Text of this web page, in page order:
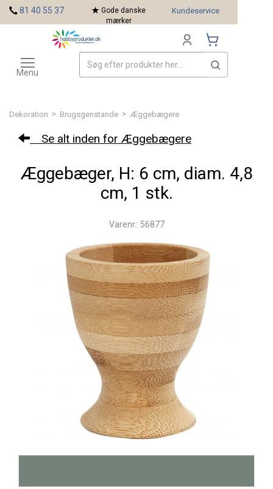
Dekoration > Brugsgenstande > Æggebægere
Se alt inden for Æggebægere
Æggebæger, H: 6 cm, diam. 4,8
cm, 1 stk.
Varenr.: 56877
81 40 55 37
Gode danske
mærker
Kundeservice
Toggle
navigation
Menu
Mærker